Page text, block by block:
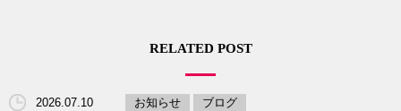
RELATED POST
2026.07.10 お知らせ ブログ